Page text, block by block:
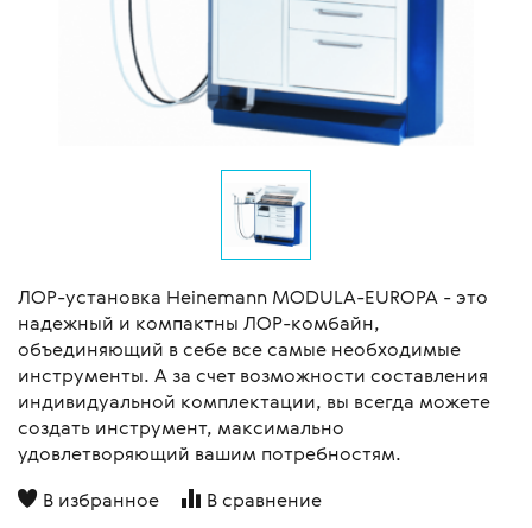
ЛОР-установка Heinemann MODULA-EUROPA - это
надежный и компактны ЛОР-комбайн,
объединяющий в себе все самые необходимые
инструменты. А за счет возможности составления
индивидуальной комплектации, вы всегда можете
создать инструмент, максимально
удовлетворяющий вашим потребностям.
В избранное
В сравнение